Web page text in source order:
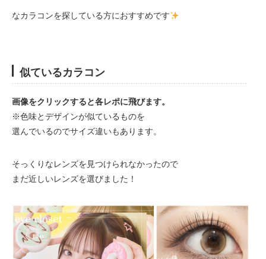
なカラコンを探している方におすすめです
似ているカラコン
画像をクリックすると各レポに飛びます。
※色味とデザインが似ているものを
選んでいるのでサイズ違いもあります。
そっくりなレンズを見つけられなかったので
まだ近しいレンズを選びました！